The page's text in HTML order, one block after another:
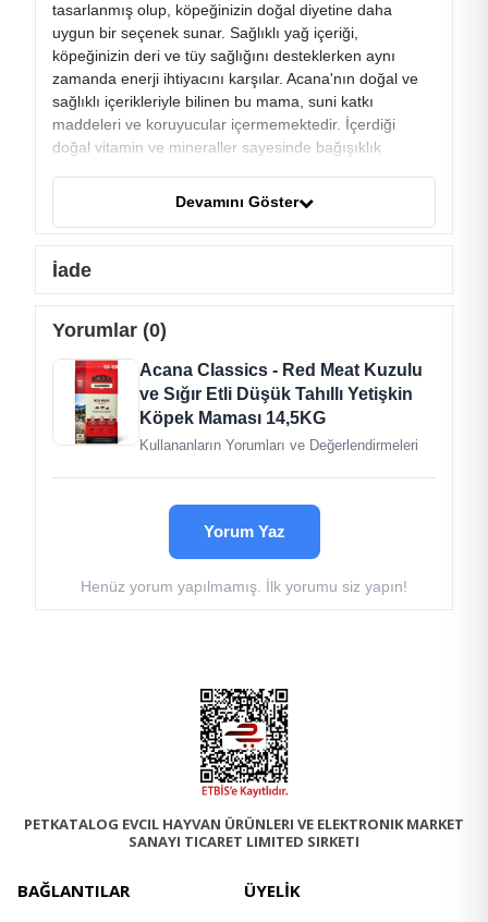
tasarlanmış olup, köpeğinizin doğal diyetine daha
uygun bir seçenek sunar. Sağlıklı yağ içeriği,
köpeğinizin deri ve tüy sağlığını desteklerken aynı
zamanda enerji ihtiyacını karşılar. Acana'nın doğal ve
sağlıklı içerikleriyle bilinen bu mama, suni katkı
maddeleri ve koruyucular içermemektedir. İçerdiği
doğal vitamin ve mineraller sayesinde bağışıklık
destekler. Acana Classics Red Meat, köpeğinizin damak
karşılamak ve ekonomik fiyatı ile ideal bir seçenektir.
Sığır Etli Düşük Tahıllı Köpek Maması, evcil
tasarlanmış bir seçenektir.
İçerik
Yulaf Ezmesi %18
Çiğ Domuz Eti %9
Domuz Yağı %6
Bütün Yulaf %5
Çiğ Domuz Karaciğeri %1
Kurutulmuş Yosun
Taze Bütün Kabak
Taze Bütün Havuç
Devamını Göster
İade
Yorumlar (0)
Acana Classics - Red Meat Kuzulu
ve Sığır Etli Düşük Tahıllı Yetişkin
Köpek Maması 14,5KG
Kullananların Yorumları ve Değerlendirmeleri
Yorum Yaz
Henüz yorum yapılmamış. İlk yorumu siz yapın!
PETKATALOG EVCIL HAYVAN ÜRÜNLERI VE ELEKTRONIK MARKET
SANAYI TICARET LIMITED SIRKETI
BAĞLANTILAR ÜYELİK